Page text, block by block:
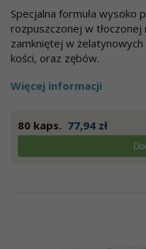
Specjalna formuła wysoko
rozpuszczonej w tłoczonej
zamkniętej w żelatynowych
kości, oraz zębów.
Więcej informacji
80 kaps. 77,94 zł